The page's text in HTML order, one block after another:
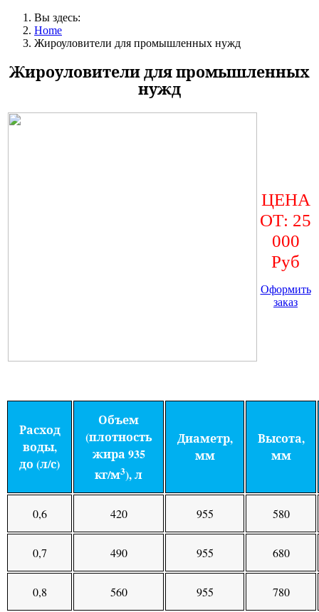
Вы здесь:
Home
Жироуловители для промышленных нужд
Жироуловители для промышленных
нужд
ЦЕНА
ОТ: 25
000
Руб
Оформить
заказ
Расход
воды,
до (л/с)
Объем
(плотность
жира 935
кг/м3), л
Диаметр,
мм
Высота,
мм
0,6 420 955 580
0,7 490 955 680
0,8 560 955 780